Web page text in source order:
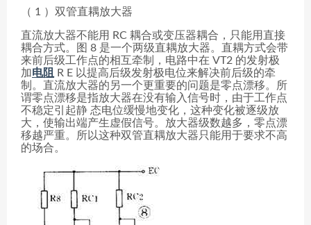
（ 1 ）双管直耦放大器
直流放大器不能用 RC 耦合或变压器耦合，只能用直接
耦合方式。图 8 是一个两级直耦放大器。直耦方式会带
来前后级工作点的相互牵制，电路中在 VT2 的发射极
加电阻
R E 以提高后级发射极电位来解决前后级的牵
制。直流放大器的另一个更重要的问题是零点漂移。所
谓零点漂移是指放大器在没有输入信号时，由于工作点
不稳定引起静 态电位缓慢地变化，这种变化被逐级放
大，使输出端产生虚假信号。放大器级数越多，零点漂
移越严重。所以这种双管直耦放大器只能用于要求不高
的场合。